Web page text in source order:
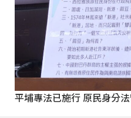
平埔專法已施行 原民身分